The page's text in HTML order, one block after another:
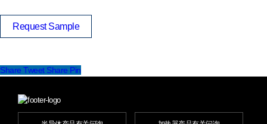
Request Sample
Share Tweet Share Pin